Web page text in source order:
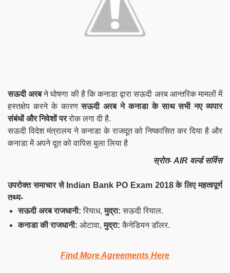
सऊदी अरबने घोषणा की है कि कनाडा द्वारा सऊदी अरब आन्तरिक मामलों में
हस्तक्षेप करने के कारणसऊदी अरब ने कनाडा के साथ सभी नए व्यपार
संबंधों और निवेशों पररोक लगा दी है.
सऊदी विदेश मंत्रालय ने कनाडा के राजदूत को निष्कासित कर दिया है और
कनाडा में अपने दूत को वापिस बुला लिया है
स्रोत- AIR वर्ल्ड सर्विस
उपरोक्त समाचार से Indian Bank PO Exam 2018 के लिए महत्वपूर्ण
तथ्य-
सऊदी अरब राजधानी: रियाध,मुद्रा:सऊदी रियाल.
कनाडा की राजधानी: ओटावा,मुद्रा:कैनेडियन डॉलर.
Find More Agreements Here